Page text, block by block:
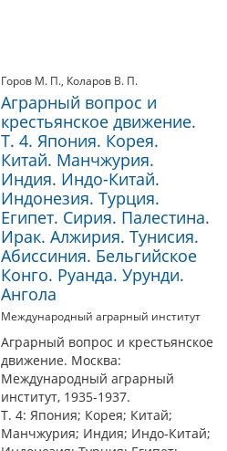
Горов М. П., Коларов В. П.
Аграрный вопрос и
крестьянское движение.
Т. 4. Япония. Корея.
Китай. Манчжурия.
Индия. Индо-Китай.
Индонезия. Турция.
Египет. Сирия. Палестина.
Ирак. Алжирия. Тунисия.
Абиссиния. Бельгийское
Конго. Руанда. Урунди.
Ангола
Международный аграрный институт
Аграрный вопрос и крестьянское
движение. Москва:
Международный аграрный
институт, 1935-1937.
Т. 4: Япония; Корея; Китай;
Манчжурия; Индия; Индо-Китай;